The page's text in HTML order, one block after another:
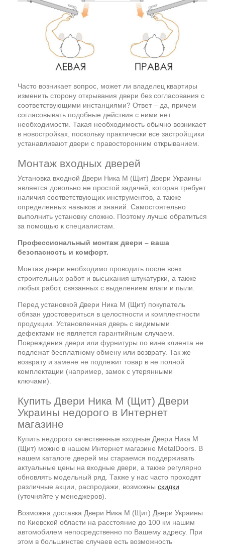
Часто возникает вопрос, может ли владелец квартиры
изменить сторону открывания двери без согласования с
соответствующими инстанциями? Ответ – да, причем
согласовывать подобные действия с ними нет
необходимости. Такая необходимость обычно возникает
в новостройках, поскольку практически все застройщики
устанавливают двери с правосторонним открыванием.
Монтаж входных дверей
Установка входной Двери Ника М (Щит) Двери Украины
является довольно не простой задачей, которая требует
наличия соответствующих инструментов, а также
определенных навыков и знаний. Самостоятельно
выполнить установку сложно. Поэтому лучше обратиться
за помощью к специалистам.
Профессиональный монтаж двери – ваша
безопасность и комфорт.
Монтаж двери необходимо проводить после всех
строительных работ и высыхания штукатурки, а также
любых работ, связанных с выделением влаги и пыли.
Перед установкой Двери Ника М (Щит) покупатель
обязан удостовериться в целостности и комплектности
продукции. Установленная дверь с видимыми
дефектами не является гарантийным случаем.
Повреждения двери или фурнитуры по вине клиента не
подлежат бесплатному обмену или возврату. Так же
возврату и замене не подлежит товар в не полной
комплектации (например, замок с утерянными
ключами).
Купить Двери Ника М (Щит) Двери
Украины недорого в Интернет
магазине
Купить недорого качественные входные Двери Ника М
(Щит) можно в нашем Интернет магазине MetalDoors. В
нашем каталоге дверей мы стараемся поддерживать
актуальные цены на входные двери, а также регулярно
обновлять модельный ряд. Также у нас часто проходят
различные акции, распродажи, возможны скидки
(уточняйте у менеджеров).
Возможна доставка Двери Ника М (Щит) Двери Украины
по Киевской области на расстояние до 100 км нашим
автомобилем непосредственно по Вашему адресу. При
этом в большинстве случаев есть возможность